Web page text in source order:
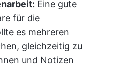
Eine gute
für die
es mehreren
gleichzeitig zu
und Notizen